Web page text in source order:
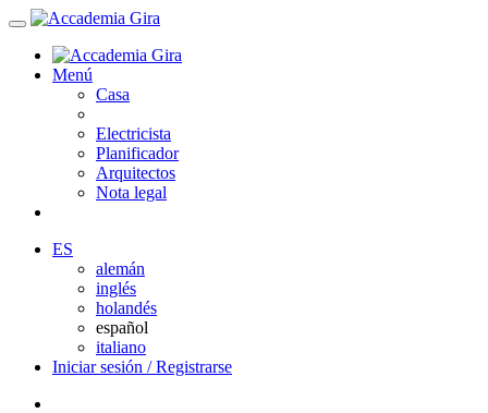
Menú
Casa
Electricista
Planificador
Arquitectos
Nota legal
ES
alemán
inglés
holandés
español
italiano
Iniciar sesión / Registrarse